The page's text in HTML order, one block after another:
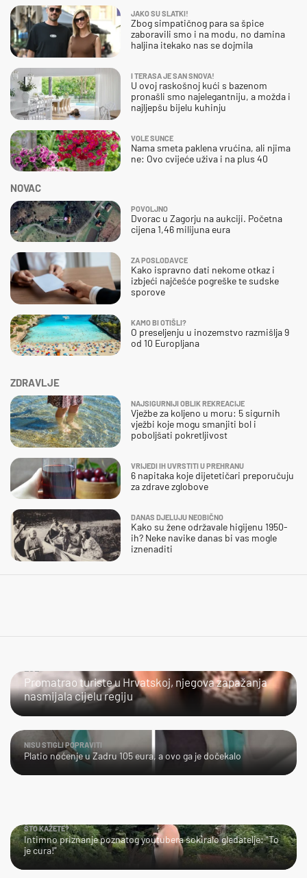
ZDRAVLJE
NAJSIGURNIJI OBLIK REKREACIJE
Vježbe za koljeno u moru: 5 sigurnih
vježbi koje mogu smanjiti bol i
poboljšati pokretljivost
VRIJEDI IH UVRSTITI U PREHRANU
6 napitaka koje dijetetičari preporučuju
za zdrave zglobove
DANAS DJELUJU NEOBIČNO
Kako su žene održavale higijenu 1950-
ih? Neke navike danas bi vas mogle
iznenaditi
NOVAC
POVOLJNO
Dvorac u Zagorju na aukciji. Početna
cijena 1,46 milijuna eura
ZA POSLODAVCE
Kako ispravno dati nekome otkaz i
izbjeći najčešće pogreške te sudske
sporove
KAMO BI OTIŠLI?
O preseljenju u inozemstvo razmišlja 9
od 10 Europljana
JAKO SU SLATKI!
Zbog simpatičnog para sa špice
zaboravili smo i na modu, no damina
haljina itekako nas se dojmila
I TERASA JE SAN SNOVA!
U ovoj raskošnoj kući s bazenom
pronašli smo najelegantniju, a možda i
najljepšu bijelu kuhinju
VOLE SUNCE
Nama smeta paklena vrućina, ali njima
ne: Ovo cvijeće uživa i na plus 40
Promatrao turiste u Hrvatskoj, njegova zapažanja
nasmijala cijelu regiju
NISU STIGLI POPRAVITI
Platio noćenje u Zadru 105 eura, a ovo ga je dočekalo
ŠTO KAŽETE?
Intimno priznanje poznatog youtubera šokiralo gledatelje: "To
je cura!"